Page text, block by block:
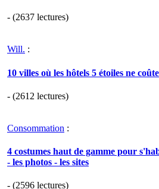
- (2637 lectures)
Will. :
10 villes où les hôtels 5 étoiles ne
- (2612 lectures)
Consommation :
4 costumes haut de gamme pour
- les photos - les sites
- (2596 lectures)